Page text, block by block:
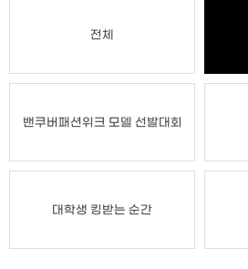
전체
밴쿠버패션위크 모델 선발대회
대학생 킹받는 순간